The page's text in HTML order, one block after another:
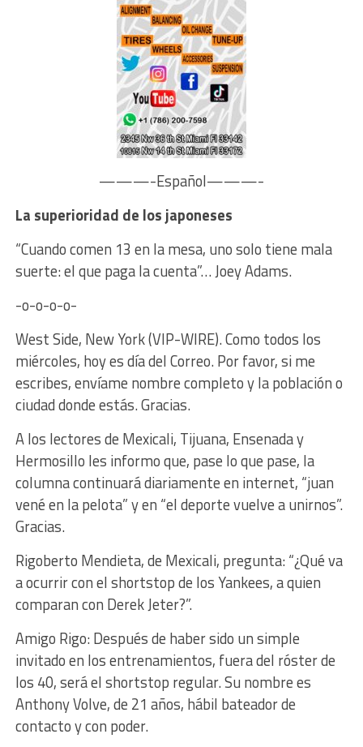
———-Español———-
La superioridad de los japoneses
“Cuando comen 13 en la mesa, uno solo tiene mala
suerte: el que paga la cuenta”… Joey Adams.
-o-o-o-o-
West Side, New York (VIP-WIRE). Como todos los
miércoles, hoy es día del Correo. Por favor, si me
escribes, envíame nombre completo y la población o
ciudad donde estás. Gracias.
A los lectores de Mexicali, Tijuana, Ensenada y
Hermosillo les informo que, pase lo que pase, la
columna continuará diariamente en internet, “juan
vené en la pelota” y en “el deporte vuelve a unirnos”.
Gracias.
Rigoberto Mendieta, de Mexicali, pregunta: “¿Qué va
a ocurrir con el shortstop de los Yankees, a quien
comparan con Derek Jeter?”.
Amigo Rigo: Después de haber sido un simple
invitado en los entrenamientos, fuera del róster de
los 40, será el shortstop regular. Su nombre es
Anthony Volve, de 21 años, hábil bateador de
contacto y con poder.